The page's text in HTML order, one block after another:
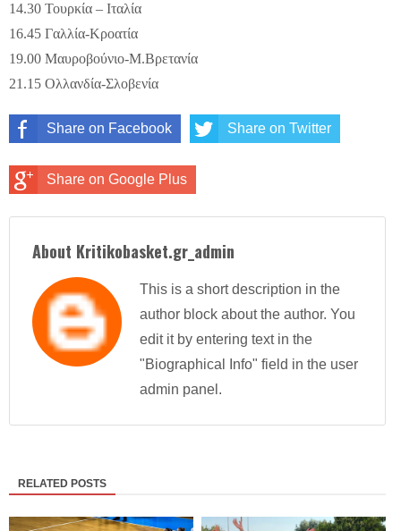
14.30 Τουρκία – Ιταλία
16.45 Γαλλία-Κροατία
19.00 Μαυροβούνιο-Μ.Βρετανία
21.15 Ολλανδία-Σλοβενία
Share on Facebook Share on Twitter
Share on Google Plus
About Kritikobasket.gr_admin
This is a short description in the
author block about the author. You
edit it by entering text in the
"Biographical Info" field in the user
admin panel.
RELATED POSTS